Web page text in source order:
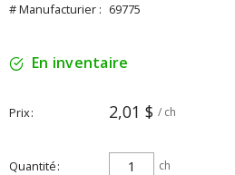
# Manufacturier : 69775
En inventaire
Prix 2,01 $ / ch
Quantité ch